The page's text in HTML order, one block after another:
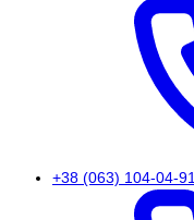
+38 (063) 104-04-91